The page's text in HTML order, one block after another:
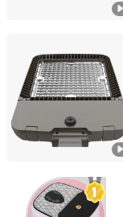
Shenzhen Delight
Guangdong,